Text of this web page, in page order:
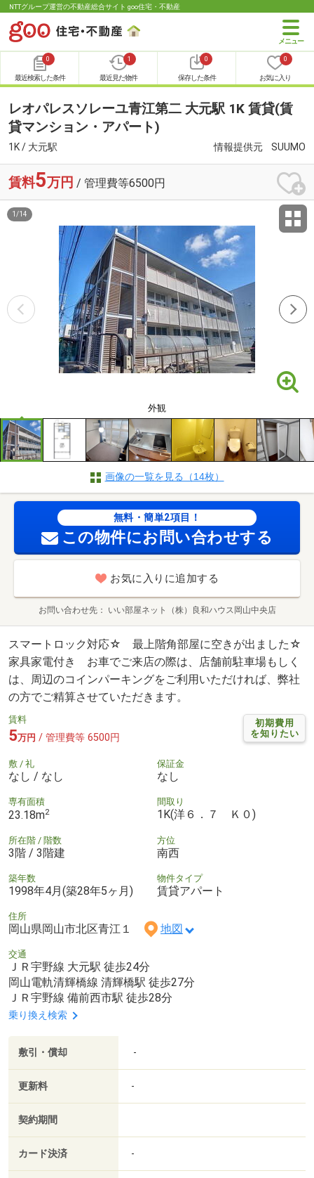
NTTグループ運営の不動産総合サイト goo住宅・不動産
0
最近検索した条件
1
最近見た物件
0
保存した条件
0
お気に入り
レオパレスソレーユ青江第二 大元駅 1K 賃貸(賃
貸マンション・アパート)
1K / 大元駅 情報提供元 SUUMO
賃料5万円 / 管理費等6500円
外観
1 /14
画像の一覧を見る（14枚）
無料・簡単2項目！
この物件にお問い合わせする
お気に入りに追加する
お問い合わせ先 いい部屋ネット（株）良和ハウス岡山中央店
スマートロック対応☆ 最上階角部屋に空きが出ました☆
家具家電付き お車でご来店の際は、店舗前駐車場もしく
は、周辺のコインパーキングをご利用いただければ、弊社
の方でご精算させていただきます。
初期費用
を知りたい
賃料
5万円 / 管理費等 6500円
敷 / 礼
なし / なし
保証金
なし
専有面積
23.18m2
間取り
1K(洋６．７ Ｋ０)
所在階 / 階数
3階 / 3階建
方位
南西
築年数
1998年4月(築28年5ヶ月)
物件タイプ
賃貸アパート
住所
岡山県岡山市北区青江１ 地図
交通
ＪＲ宇野線 大元駅 徒歩24分
岡山電軌清輝橋線 清輝橋駅 徒歩27分
ＪＲ宇野線 備前西市駅 徒歩28分
乗り換え検索
敷引・償却 -
更新料 -
契約期間
カード決済 -